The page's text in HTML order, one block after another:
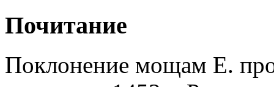
Почитание
Поклонение мощам Е.